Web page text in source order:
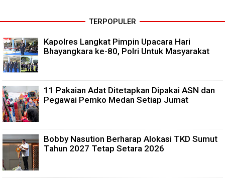
TERPOPULER
Kapolres Langkat Pimpin Upacara Hari
Bhayangkara ke-80, Polri Untuk Masyarakat
11 Pakaian Adat Ditetapkan Dipakai ASN dan
Pegawai Pemko Medan Setiap Jumat
Bobby Nasution Berharap Alokasi TKD Sumut
Tahun 2027 Tetap Setara 2026